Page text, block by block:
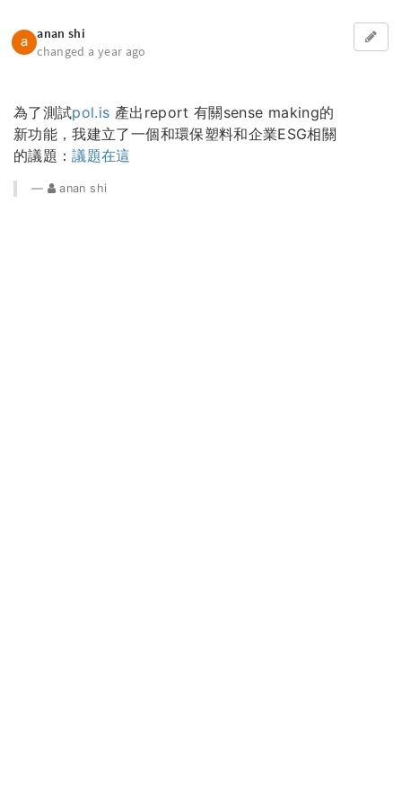
anan shi
changed a year ago
為了測試pol.is 產出report 有關sense making的
新功能，我建立了一個和環保塑料和企業ESG相關
的議題：議題在這
anan shi